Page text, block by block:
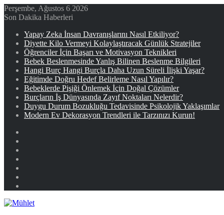
Perşembe, Ağustos 6 2026
Son Dakika Haberleri
Yapay Zeka İnsan Davranışlarını Nasıl Etkiliyor?
Diyette Kilo Vermeyi Kolaylaştıracak Günlük Stratejiler
Öğrenciler İçin Başarı ve Motivasyon Teknikleri
Bebek Beslenmesinde Yanlış Bilinen Beslenme Bilgileri
Hangi Burç Hangi Burçla Daha Uzun Süreli İlişki Yaşar?
Eğitimde Doğru Hedef Belirleme Nasıl Yapılır?
Bebeklerde Pişiği Önlemek İçin Doğal Çözümler
Burçların İş Dünyasında Zayıf Noktaları Nelerdir?
Duygu Durum Bozukluğu Tedavisinde Psikolojik Yaklaşımlar
Modern Ev Dekorasyon Trendleri ile Tarzınızı Kurun!